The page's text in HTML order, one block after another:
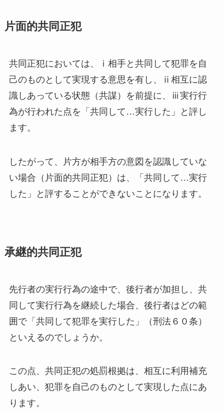
片面的共同正犯
共同正犯においては、ⅰ相手と共同して犯罪を自
己のものとして実現する意思を有し、ⅱ相互に認
識しあっている状態（共謀）を前提に、ⅲ実行行
為が行われた点を「共同して…実行した」と評し
ます。
したがって、片方が相手方の意図を認識していな
い場合（片面的共同正犯）は、「共同して…実行
した」と評することができないことになります。
承継的共同正犯
先行者の実行行為の途中で、後行者が加担し、共
同して実行行為を継続した場合、後行者はどの範
囲で「共同して犯罪を実行した」（刑法６０条）
といえるのでしょうか。
この点、共同正犯の処罰根拠は、相互に利用補充
しあい、犯罪を自己のものとして実現した点にあ
ります。